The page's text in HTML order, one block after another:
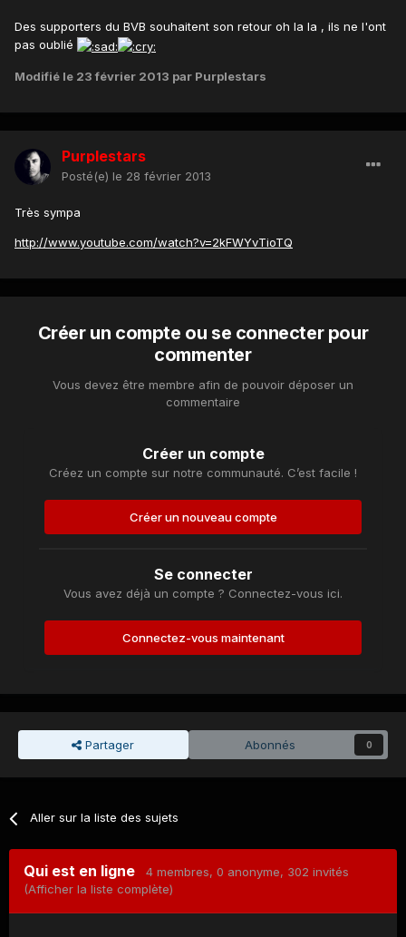
Des supporters du BVB souhaitent son retour oh la la , ils ne l'ont
pas oublié
Modifié le 23 février 2013 par Purplestars
Purplestars
Posté(e) le 28 février 2013
Très sympa
http://www.youtube.com/watch?v=2kFWYvTioTQ
Créer un compte ou se connecter pour
commenter
Vous devez être membre afin de pouvoir déposer un
commentaire
Créer un compte
Créez un compte sur notre communauté. C’est facile !
Créer un nouveau compte
Se connecter
Vous avez déjà un compte ? Connectez-vous ici.
Connectez-vous maintenant
Partager Abonnés 0
Aller sur la liste des sujets
Qui est en ligne 4 membres, 0 anonyme, 302 invités
(Afficher la liste complète)